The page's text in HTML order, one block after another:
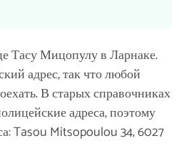
Тасу Мицопулу в Ларнаке.
адрес, так что любой
В старых справочниках
адреса, поэтому
Tasou Mitsopoulou 34, 6027